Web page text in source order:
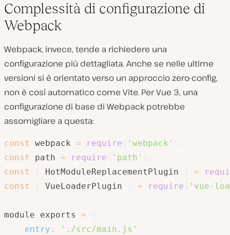
Complessità di configurazione di
Webpack
Webpack, invece, tende a richiedere una
configurazione più dettagliata. Anche se nelle ultime
versioni si è orientato verso un approccio zero-config,
non è così automatico come Vite. Per Vue 3, una
configurazione di base di Webpack potrebbe
assomigliare a questa:
const webpack = require 'webpack'
const
path = require 'path'
const
HotModuleReplacementPlugin =
const
VueLoaderPlugin = require 'vue-
module exports =
entry : './src/main.js'